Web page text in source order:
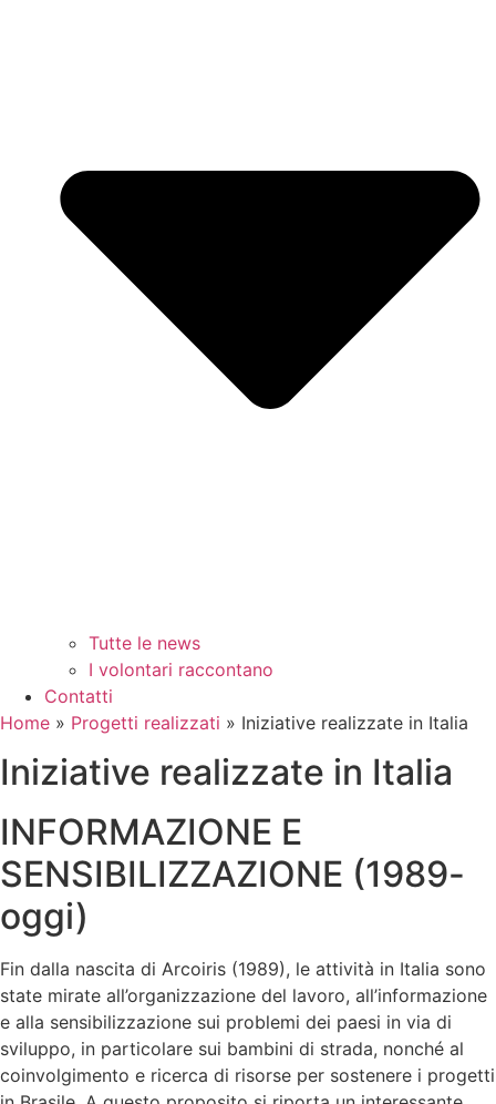
Tutte le news
I volontari raccontano
Contatti
Home » Progetti realizzati » Iniziative realizzate in Italia
Iniziative realizzate in Italia
INFORMAZIONE E
SENSIBILIZZAZIONE (1989-
oggi)
Fin dalla nascita di Arcoiris (1989), le attività in Italia sono
state mirate all’organizzazione del lavoro, all’informazione
e alla sensibilizzazione sui problemi dei paesi in via di
sviluppo, in particolare sui bambini di strada, nonché al
coinvolgimento e ricerca di risorse per sostenere i progetti